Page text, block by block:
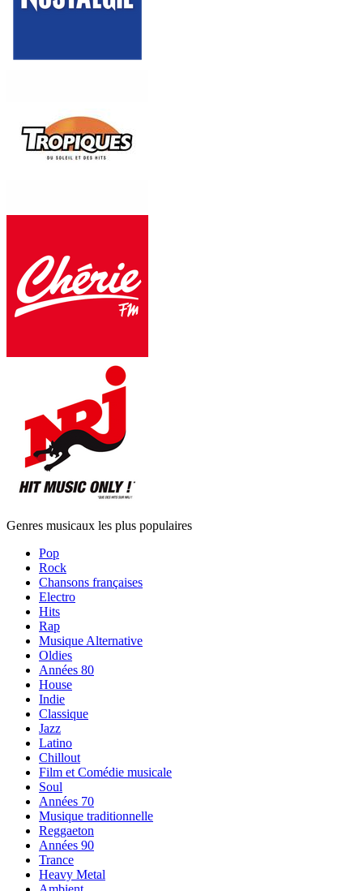
Genres musicaux les plus populaires
Pop
Rock
Chansons françaises
Electro
Hits
Rap
Musique Alternative
Oldies
Années 80
House
Indie
Classique
Jazz
Latino
Chillout
Film et Comédie musicale
Soul
Années 70
Musique traditionnelle
Reggaeton
Années 90
Trance
Heavy Metal